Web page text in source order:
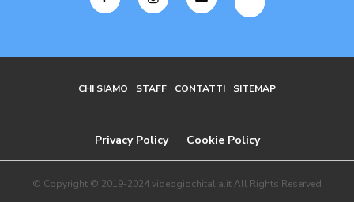
CHI SIAMO STAFF CONTATTI SITEMAP
Privacy Policy Cookie Policy
© Copyright © 2019-2024 videogiochitalia.it All Rights Reserved